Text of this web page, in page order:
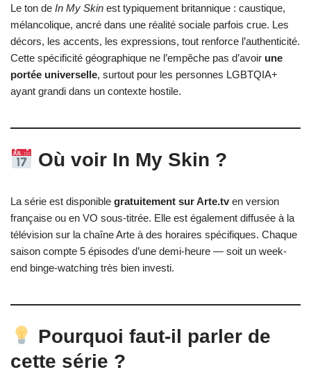
Le ton de In My Skin est typiquement britannique : caustique,
mélancolique, ancré dans une réalité sociale parfois crue. Les
décors, les accents, les expressions, tout renforce l’authenticité.
Cette spécificité géographique ne l’empêche pas d’avoir une
portée universelle, surtout pour les personnes LGBTQIA+
ayant grandi dans un contexte hostile.
Où voir In My Skin ?
La série est disponible gratuitement sur Arte.tv en version
française ou en VO sous-titrée. Elle est également diffusée à la
télévision sur la chaîne Arte à des horaires spécifiques. Chaque
saison compte 5 épisodes d’une demi-heure — soit un week-
end binge-watching très bien investi.
Pourquoi faut-il parler de
cette série ?